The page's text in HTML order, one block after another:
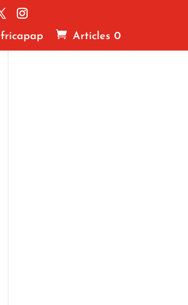
Articles 0